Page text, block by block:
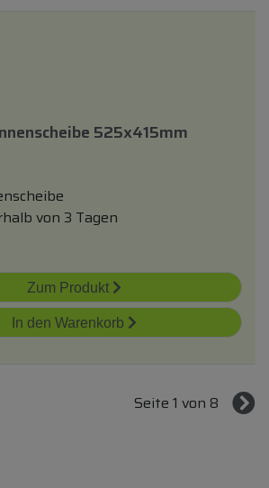
525x415mm
von 3 Tagen
Zum Produkt
In den Warenkorb
Seite 1 von 8